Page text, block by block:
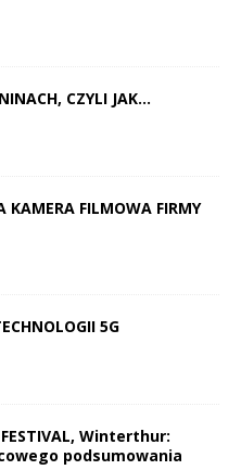
CZYLI JAK…
KAMERA FILMOWA FIRMY
5G
FESTIVAL, Winterthur:
podsumowania